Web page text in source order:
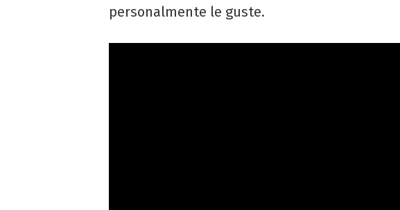
personalmente le guste.